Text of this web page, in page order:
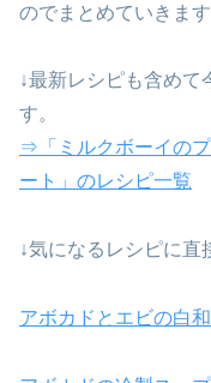
のでまとめていきます
↓最新レシピも含めて
す。
⇒「ミルクボーイの
ート」のレシピ一覧
↓気になるレシピに直
アボカドとエビの白和